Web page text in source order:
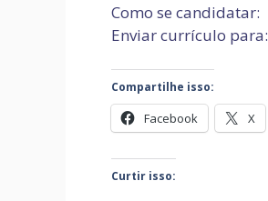
Como se candidatar:
Enviar currículo para:
Compartilhe isso:
Facebook X
Curtir isso: